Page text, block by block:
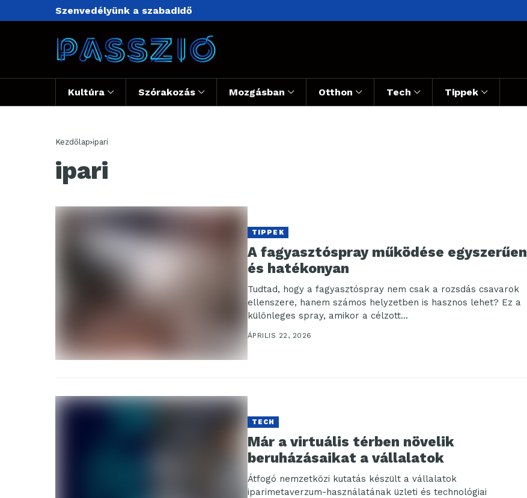
Szenvedélyünk a szabadidő
Kultúra Szórakozás Mozgásban Otthon Tech Tippek
Kezdőlap ipari
ipari
TIPPEK
A fagyasztóspray működése egyszerűen
és hatékonyan
Tudtad, hogy a fagyasztóspray nem csak a rozsdás csavarok
ellenszere, hanem számos helyzetben is hasznos lehet? Ez a
különleges spray, amikor a célzott...
ÁPRILIS 22, 2026
TECH
Már a virtuális térben növelik
beruházásaikat a vállalatok
Átfogó nemzetközi kutatás készült a vállalatok
iparimetaverzum-használatának üzleti és technológiai